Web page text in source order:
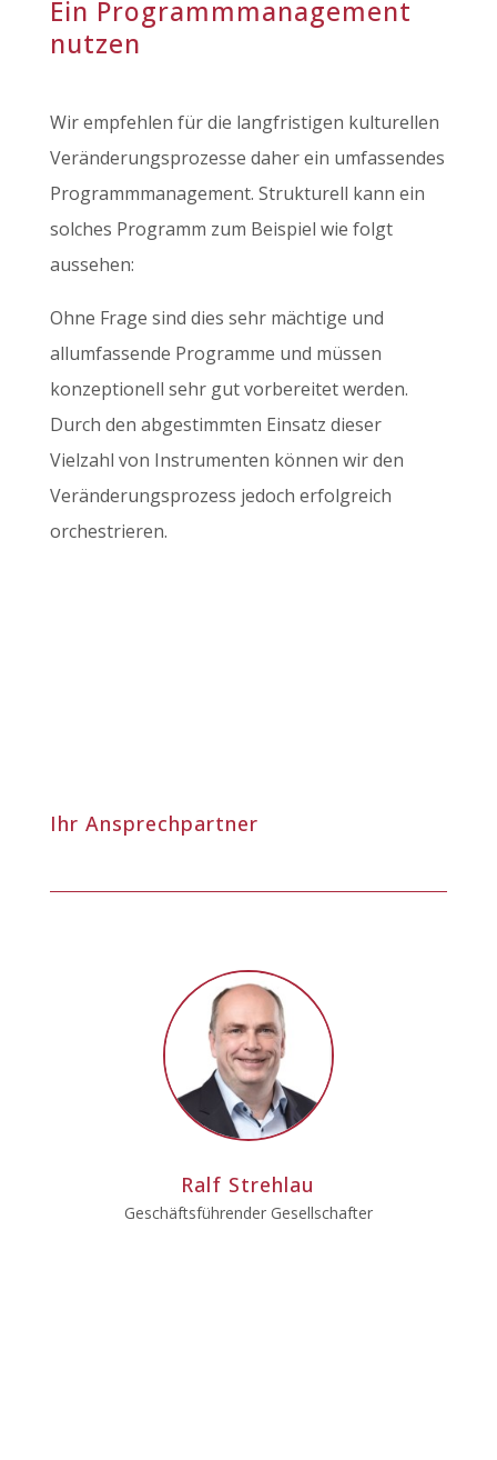
Ein Programmmanagement
nutzen
Wir empfehlen für die langfristigen kulturellen
Veränderungsprozesse daher ein umfassendes
Programmmanagement. Strukturell kann ein
solches Programm zum Beispiel wie folgt
aussehen:
Ohne Frage sind dies sehr mächtige und
allumfassende Programme und müssen
konzeptionell sehr gut vorbereitet werden.
Durch den abgestimmten Einsatz dieser
Vielzahl von Instrumenten können wir den
Veränderungsprozess jedoch erfolgreich
orchestrieren.
Ihr Ansprechpartner
Ralf Strehlau
Geschäftsführender Gesellschafter